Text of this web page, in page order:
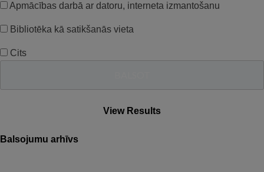
Apmācības darbā ar datoru, interneta izmantošanu
Bibliotēka kā satikšanās vieta
Cits
View Results
Balsojumu arhīvs